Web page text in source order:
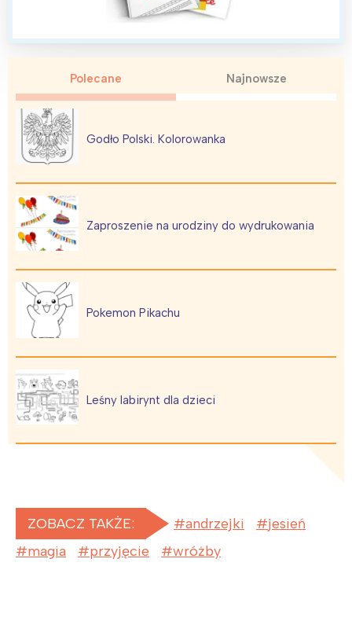
Polecane Najnowsze
Godło Polski. Kolorowanka
Zaproszenie na urodziny do wydrukowania
Pokemon Pikachu
Leśny labirynt dla dzieci
ZOBACZ TAKŻE: andrzejki
jesień
magia
przyjęcie wróżby